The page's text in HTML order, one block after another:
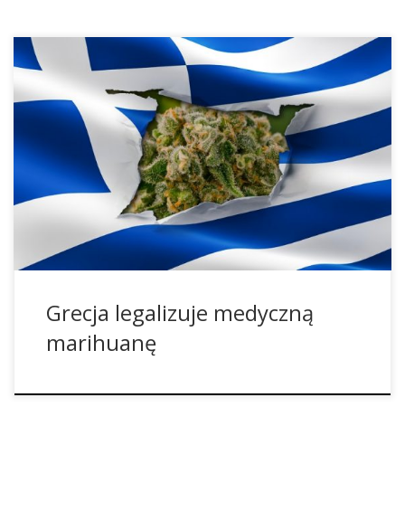
Jako kolejne europejskie państwo również i Grecja
wypowiedziała się właśnie za fundamentalnym
dopuszczeniem marihuany jako leku, jak podają angielskie
gazety „Express” oraz „Independent”. Premier Grecji Alexis
Tsipras powiedział w zeszłym tygodniu, że greccy lekarze
niedługo będą mieli prawo do wypisywania recept na
marihuanę w celu leczenia różnych schorzeń u pacjentów.
Grecja legalizuje medyczną
marihuanę